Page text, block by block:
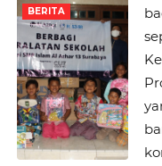
BERITA